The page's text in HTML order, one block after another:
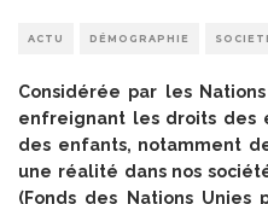
ACTU DÉMOGRAPHIE
Considérée par les
enfreignant les droits des
des enfants, notamment
une réalité dans nos
(Fonds des Nations Unies